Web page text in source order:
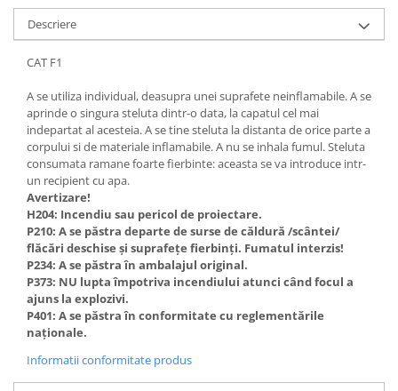
Descriere
CAT F1
A se utiliza individual, deasupra unei suprafete neinflamabile. A se
aprinde o singura steluta dintr-o data, la capatul cel mai
indepartat al acesteia. A se tine steluta la distanta de orice parte a
corpului si de materiale inflamabile. A nu se inhala fumul. Steluta
consumata ramane foarte fierbinte: aceasta se va introduce intr-
un recipient cu apa.
Avertizare!
H204: Incendiu sau pericol de proiectare.
P210: A se păstra departe de surse de căldură /scântei/
flăcări deschise și suprafețe fierbinți. Fumatul interzis!
P234: A se păstra în ambalajul original.
P373: NU lupta împotriva incendiului atunci când focul a
ajuns la explozivi.
P401: A se păstra în conformitate cu reglementările
naționale.
Informatii conformitate produs